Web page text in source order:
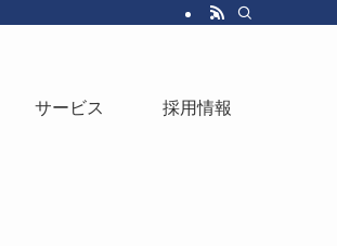
サービス 採用情報